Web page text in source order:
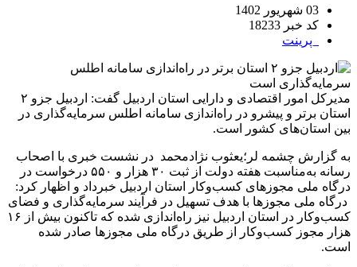
03 شهریور 1402
کد خبر 18233
پرینت
مدیرکل امور اقتصادی و دارایی استان اردبیل گفت: اردبیل جزو ۲
استان برتر و پیشرو در راه‌اندازی سامانه اطلس سرمایه‌گذاری در
بین استان‌های کشور است.
به گزارش چشمه لر؛یعثوب نژادمحمد در نشست خبری با اصحاب
رسانه به‌مناسبت هفته دولت از ثبت ۳۰ هزار و ۵۵۰ درخواست در
درگاه ملی مجوزهای کسب‌وکار استان اردبیل خبرداد و اظهار کرد:
درگاه ملی مجوزها با هدف تسهیل در فرآیند سرمایه‌گذاری و فضای
کسب‌و‌کار در استان اردبیل نیز راه‌اندازی شده که تاکنون بیش از ۱۶
هزار مجوز کسب‌وکار از طریق درگاه ملی مجوزها صادر شده
است.